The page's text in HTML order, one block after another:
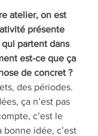
atelier, on est
présente
partent dans
est-ce que ça
de concret ?
des périodes.
ça n’est pas
c’est le
bonne idée, c’est